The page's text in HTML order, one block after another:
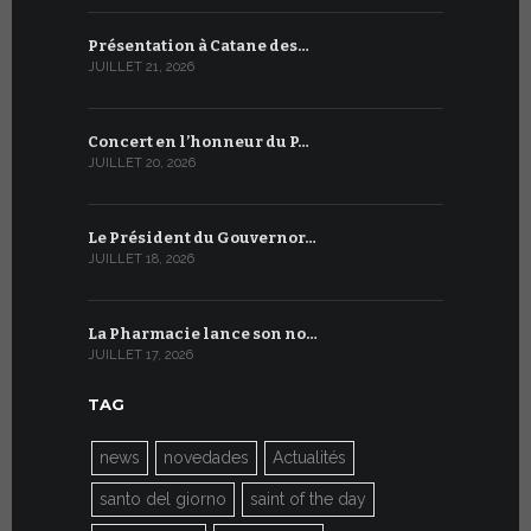
Présentation à Catane des…
JUILLET 21, 2026
Concert en l’honneur du P…
JUILLET 20, 2026
Le Président du Gouvernor…
JUILLET 18, 2026
La Pharmacie lance son no…
JUILLET 17, 2026
TAG
news novedades Actualités
santo del giorno saint of the day